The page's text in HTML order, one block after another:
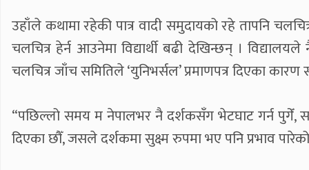
उहाँले कथामा रहेकी पात्र वादी समुदायको रहे तापनि
चलचित्र हेर्न आउनेमा विद्यार्थी बढी देखिन्छन् ।
चलचित्र जाँच समितिले ‘युनिभर्सल’ प्रमाणपत्र दिएका
“पछिल्लो समय म नेपालभर नै दर्शकसँग भेटघाट गर्न पुगेँ,
दिएका छौँ, जसले दर्शकमा सुक्ष्म रुपमा भए पनि प्रभाव